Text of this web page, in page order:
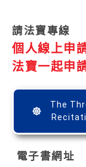
請法寶專線
個人線上申
法寶一起申
The
電子書網址